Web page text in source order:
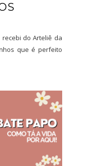
recebi do Arteliê da
que é perfeito